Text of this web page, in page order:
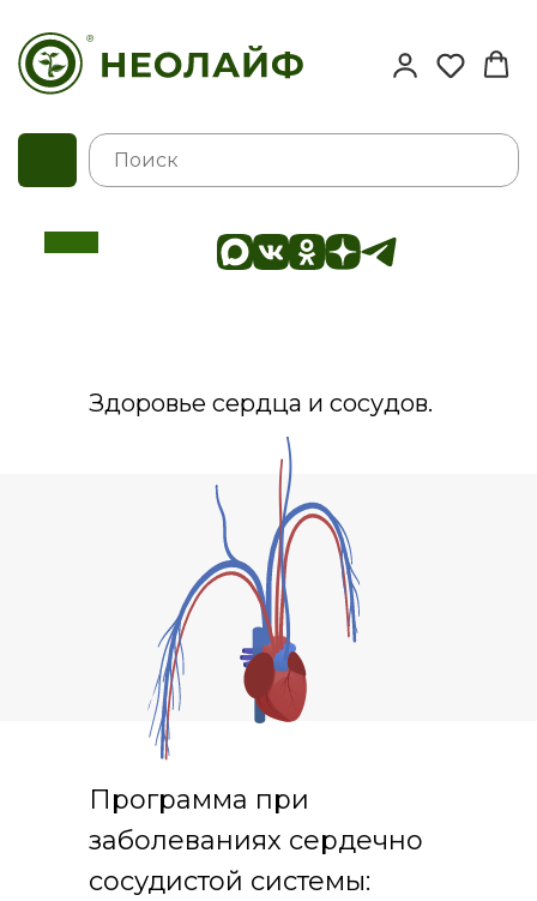
Здоровье сердца и сосудов.
Программа при
заболеваниях сердечно
сосудистой системы: